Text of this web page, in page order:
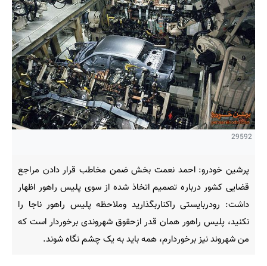
29592
پرشین خودرو: احمد نعمت بخش ضمن مخاطب قرار دادن مراجع
قضایی کشور درباره تصمیم اتخاذ شده از سوی پلیس راهور اظهار
داشت: رودربایستی راکناربگذارید وملاحظه پلیس راهور ناجا را
نکنید، پلیس راهور همان قدر ازحقوق شهروندی برخوردار است که
من شهروند نیز برخوردارم، همه باید به یک چشم نگاه شوند.